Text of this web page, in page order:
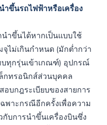
ขึ้นรถไฟฟ้าหรือเครื่อง
ำขึ้นได้หากเป็นแบบใช้
ไม่เกินกำหนด (มักต่ำกว่า
ทุกรุ่นเข้าเกณฑ์) อุปกรณ์
กทรอนิกส์ส่วนบุคคล
อบกฎระเบียบของสายการ
พาะกรณีอีกครั้งเพื่อความ
กับการนำขึ้นเครื่องบินซึ่ง